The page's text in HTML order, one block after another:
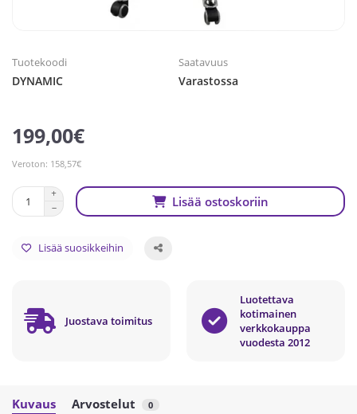
Tuotekoodi
DYNAMIC
Saatavuus
Varastossa
199,00€
Veroton: 158,57€
Lisää ostoskoriin
Lisää suosikkeihin
Juostava toimitus
Luotettava
kotimainen
verkkokauppa
vuodesta 2012
Kuvaus Arvostelut 0